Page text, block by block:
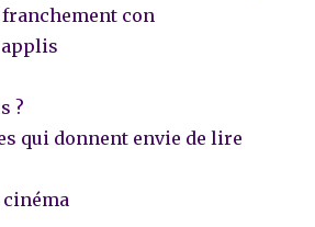
con
applis
?
qui donnent envie de lire